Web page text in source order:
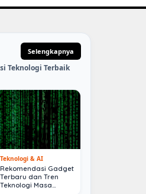
Selengkapnya
Teknologi Terbaik
Teknologi & AI
Rekomendasi Gadget
Terbaru dan Tren
Teknologi Masa